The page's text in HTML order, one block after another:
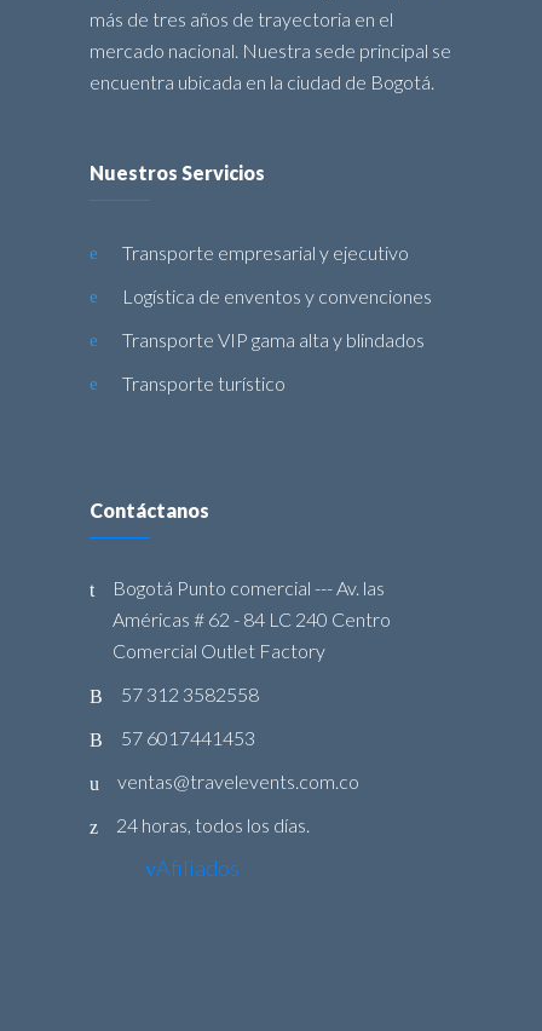
más de tres años de trayectoria en el
mercado nacional. Nuestra sede principal se
encuentra ubicada en la ciudad de Bogotá.
Nuestros Servicios
Transporte empresarial y ejecutivo
Logística de enventos y convenciones
Transporte VIP gama alta y blindados
Transporte turístico
Contáctanos
Bogotá Punto comercial --- Av. las
Américas # 62 - 84 LC 240 Centro
Comercial Outlet Factory
57 312 3582558
57 6017441453
ventas@travelevents.com.co
24 horas, todos los días.
Afiliados